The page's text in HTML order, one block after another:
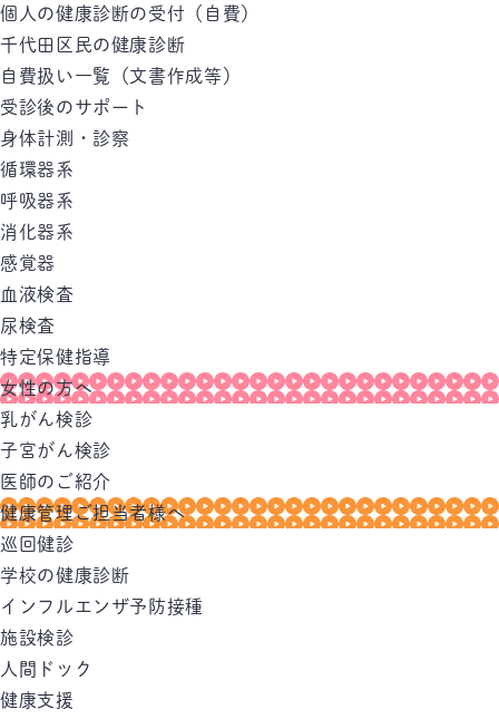
個人の健康診断の受付（自費）
千代田区民の健康診断
自費扱い一覧（文書作成等）
受診後のサポート
身体計測・診察
循環器系
呼吸器系
消化器系
感覚器
血液検査
尿検査
特定保健指導
女性の方へ
乳がん検診
子宮がん検診
医師のご紹介
健康管理ご担当者様へ
巡回健診
学校の健康診断
インフルエンザ予防接種
施設検診
人間ドック
健康支援